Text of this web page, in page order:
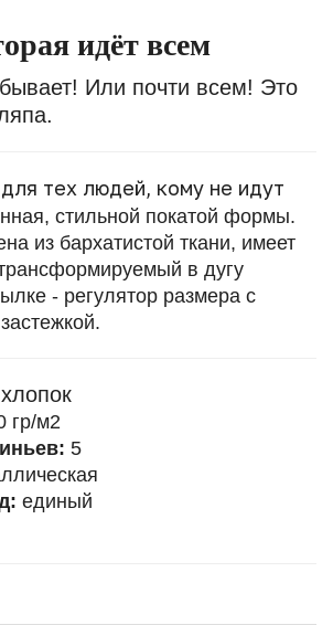
идёт всем
Или почти всем! Это
тех людей, кому не идут
стильной покатой формы.
из бархатистой ткани, имеет
в дугу
- регулятор размера с
гр/м2
5
единый